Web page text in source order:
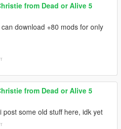
from Dead or Alive 5
download +80 mods for only
from Dead or Alive 5
post some old stuff here, idk yet